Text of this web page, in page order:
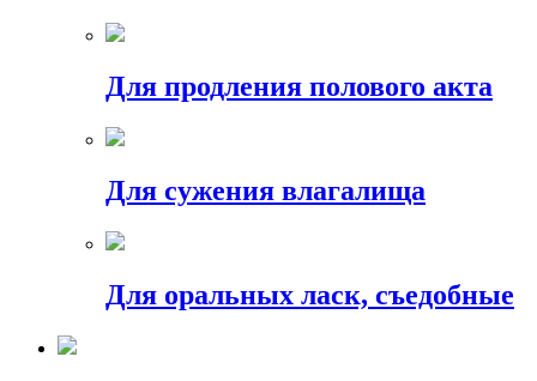
Для продления полового акта
Для сужения влагалища
Для оральных ласк, съедобные